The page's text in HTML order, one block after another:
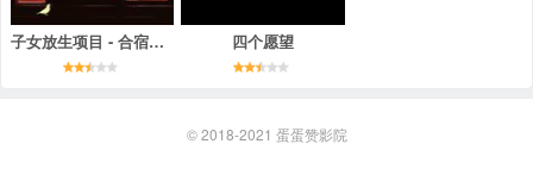
子女放生项目 - 合宿相亲 四个愿望
© 2018-2021 蛋蛋赞影院